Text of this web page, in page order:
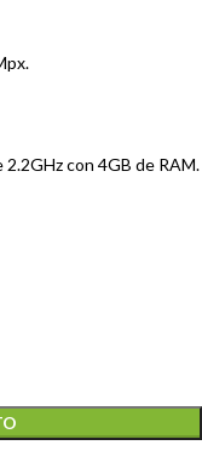
con 4GB de RAM.